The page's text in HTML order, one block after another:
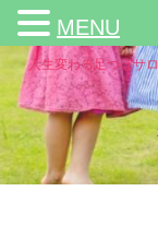
人生変わる足つぼサ
MENU